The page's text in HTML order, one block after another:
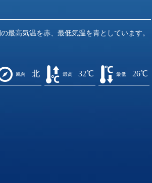
最高気温を赤、最低気温を青としています。
風向 北 最高 32℃ 最低 26℃